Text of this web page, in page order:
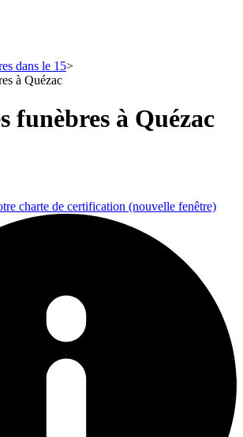
dans le 15
à Quézac
funèbres à Quézac
charte de certification (nouvelle fenêtre)